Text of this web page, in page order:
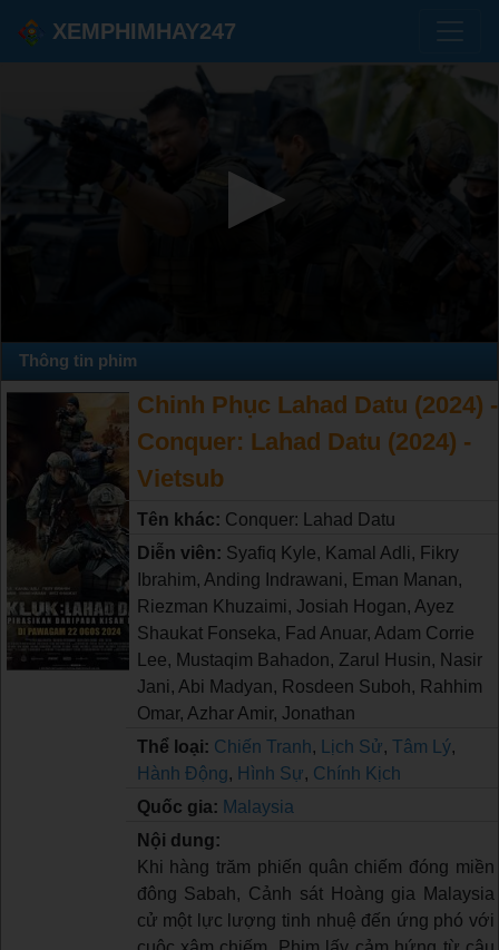
XEMPHIMHAY247
Thông tin phim
Chinh Phục Lahad Datu (2024) -
Conquer: Lahad Datu (2024) -
Vietsub
Tên khác: Conquer: Lahad Datu
Diễn viên: Syafiq Kyle, Kamal Adli, Fikry
Ibrahim, Anding Indrawani, Eman Manan,
Riezman Khuzaimi, Josiah Hogan, Ayez
Shaukat Fonseka, Fad Anuar, Adam Corrie
Lee, Mustaqim Bahadon, Zarul Husin, Nasir
Jani, Abi Madyan, Rosdeen Suboh, Rahhim
Omar, Azhar Amir, Jonathan
Thể loại: Chiến Tranh, Lịch Sử, Tâm Lý,
Hành Động, Hình Sự, Chính Kịch
Quốc gia: Malaysia
Nội dung:
Khi hàng trăm phiến quân chiếm đóng miền
đông Sabah, Cảnh sát Hoàng gia Malaysia
cử một lực lượng tinh nhuệ đến ứng phó với